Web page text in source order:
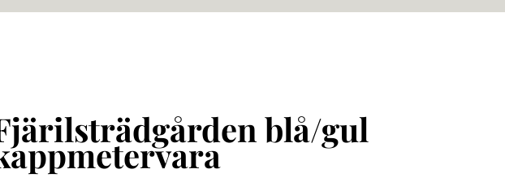
blå/gul